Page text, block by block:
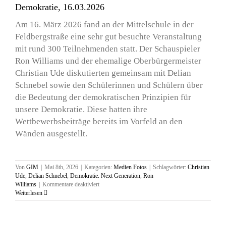
Demokratie, 16.03.2026
Am 16. März 2026 fand an der Mittelschule in der
Feldbergstraße eine sehr gut besuchte Veranstaltung
mit rund 300 Teilnehmenden statt. Der Schauspieler
Ron Williams und der ehemalige Oberbürgermeister
Christian Ude diskutierten gemeinsam mit Delian
Schnebel sowie den Schülerinnen und Schülern über
die Bedeutung der demokratischen Prinzipien für
unsere Demokratie. Diese hatten ihre
Wettbewerbsbeiträge bereits im Vorfeld an den
Wänden ausgestellt.
Von GIM | Mai 8th, 2026 | Kategorien: Medien Fotos | Schlagwörter: Christian
Ude, Delian Schnebel, Demokratie. Next Generation, Ron
Williams | Kommentare deaktiviertfür
der
Weiterlesen